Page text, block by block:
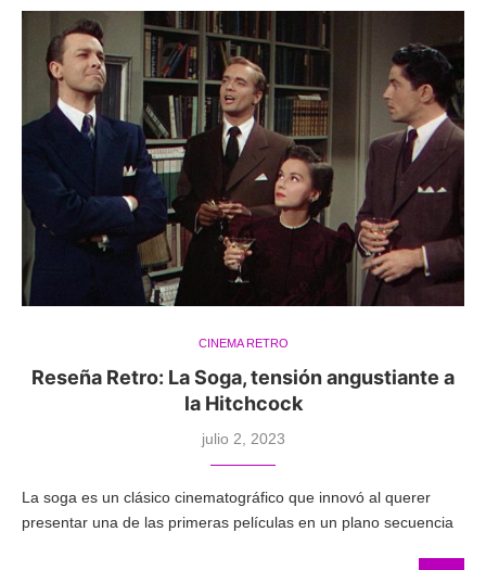
CINEMA RETRO
Reseña Retro: La Soga, tensión angustiante a
la Hitchcock
julio 2, 2023
La soga es un clásico cinematográfico que innovó al querer
presentar una de las primeras películas en un plano secuencia